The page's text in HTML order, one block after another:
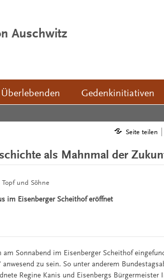
Auschwitz
Gedenkinitiativen
Seite teilen
als Mahnmal der
Topf und Söhne
im Eisenberger Scheithof eröffnet
Sonnabend im Eisenberger Scheithof
zu sein. So unter anderem
Regine Kanis und Eisenbergs Bürgermeister